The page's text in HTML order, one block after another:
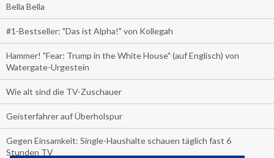
Bella Bella
#1-Bestseller: "Das ist Alpha!" von Kollegah
Hammer! "Fear: Trump in the White House" (auf Englisch) von
Watergate-Urgestein
Wie alt sind die TV-Zuschauer
Geisterfahrer auf Überholspur
Gegen Einsamkeit: Single-Haushalte schauen täglich fast 6
Stunden TV